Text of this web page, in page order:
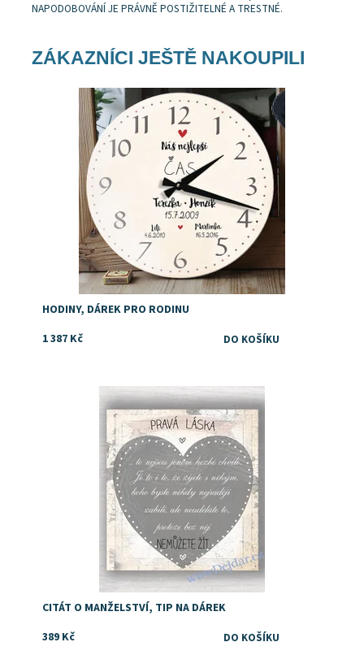
NAPODOBOVÁNÍ JE PRÁVNĚ POSTIŽITELNÉ A TRESTNÉ.
ZÁKAZNÍCI JEŠTĚ NAKOUPILI
Dostupnost:
Skladem
Značka:
DejDar
HODINY, DÁREK PRO RODINU
1 387 Kč
Dostupnost: Skladem
CITÁT O MANŽELSTVÍ, TIP NA DÁREK
389 Kč